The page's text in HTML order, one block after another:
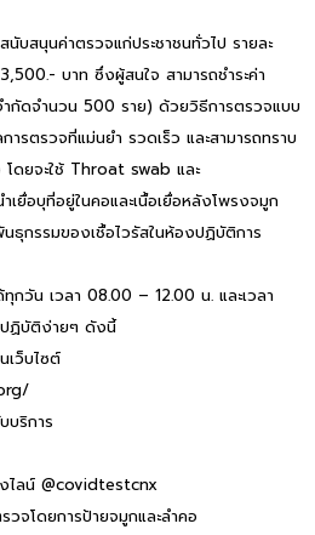
สนุนค่าตรวจแก่ประชาชนทั่วไป รายละ
บาท ซึ่งผู้สนใจ สามารถชำระค่า
กัดจำนวน 500 ราย) ด้วยวิธีการตรวจแบบ
ารตรวจที่แม่นยำ รวดเร็ว และสามารถทราบ
ดยจะใช้ Throat swab และ
ยื่อบุที่อยู่ในคอและเนื้อเยื่อหลังโพรงจมูก
ธุกรรมของเชื้อไวรัสในห้องปฏิบัติการ
ทุกวัน เวลา 08.00 – 12.00 น. และเวลา
ฏิบัติง่ายๆ ดังนี้
เว็บไซต์
บริการ
ไลน์ @covidtestcnx
วจโดยการป้ายจมูกและลำคอ